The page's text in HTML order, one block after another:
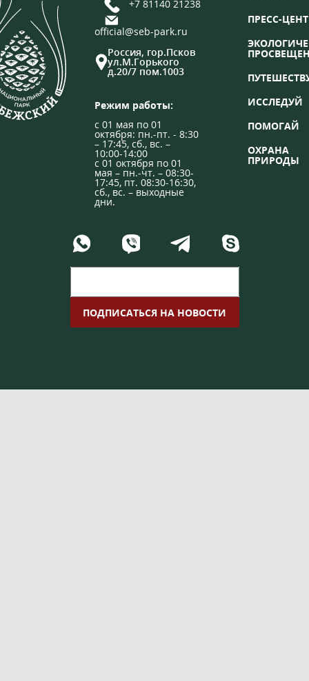
+7 81140 21238
official@seb-park.ru
Россия, гор.Псков
ул.М.Горького
д.20/7 пом.1003
Режим работы:
с 01 мая по 01
октября: пн.-пт. - 8:30
– 17:45, сб., вс. –
10:00-14:00
с 01 октября по 01
мая – пн.-чт. – 08:30-
17:45, пт. 08:30-16:30,
сб., вс. – выходные
дни.
ПРЕСС-
ИССЛЕДУЙ
ПОМОГАЙ
ОХРАНА
ПРИРОДЫ